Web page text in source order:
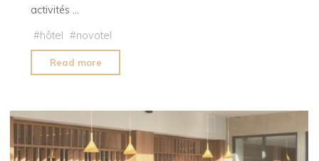
activités …
#hôtel #novotel
Read more
Megève
Blanc
:
l’élégance